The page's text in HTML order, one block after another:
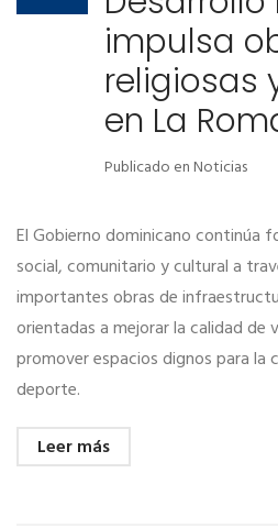
impulsa
religiosas
en La
Publicado enNoticias
El Gobierno dominicano continúa
social, comunitario y cultural a
importantes obras de
orientadas a mejorar la calidad de
promover espacios dignos para la
deporte.
Leer más